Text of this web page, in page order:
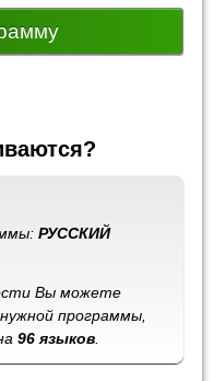
РУССКИЙ
Вы можете
нужной программы,
96 языков